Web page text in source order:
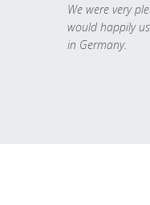
We were very
would happily
in Germany.